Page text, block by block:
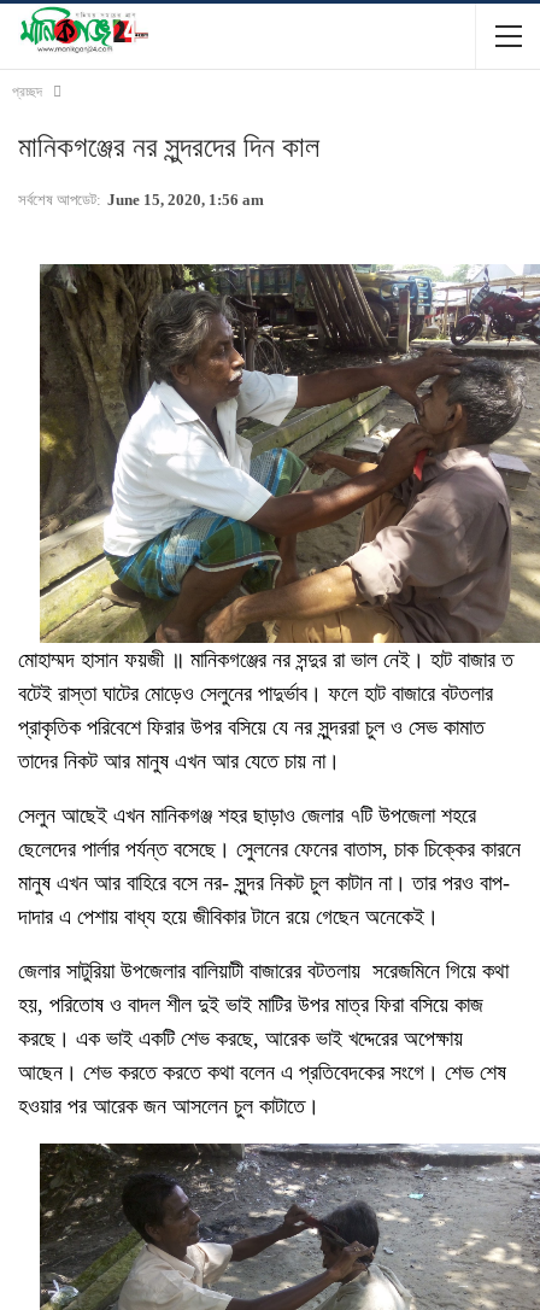
প্রচ্ছদ
মানিকগঞ্জের নর সুন্দরদের দিন কাল
সর্বশেষ আপডেট: June 15, 2020, 1:56 am
মোহাম্মদ হাসান ফয়জী ॥ মানিকগঞ্জের নর সন্দুর রা ভাল নেই। হাট বাজার ত
বটেই রাস্তা ঘাটের মোড়েও সেলুনের পাদুর্ভাব। ফলে হাট বাজারে বটতলার
প্রাকৃতিক পরিবেশে ফিরার উপর বসিয়ে যে নর সুন্দররা চুল ও সেভ কামাত
তাদের নিকট আর মানুষ এখন আর যেতে চায় না।
সেলুন আছেই এখন মানিকগঞ্জ শহর ছাড়াও জেলার ৭টি উপজেলা শহরে
ছেলেদের পার্লার পর্যন্ত বসেছে। সেুলনের ফেনের বাতাস, চাক চিক্কের কারনে
মানুষ এখন আর বাহিরে বসে নর- সুন্দর নিকট চুল কাটান না। তার পরও বাপ-
দাদার এ পেশায় বাধ্য হয়ে জীবিকার টানে রয়ে গেছেন অনেকেই।
জেলার সাটুরিয়া উপজেলার বালিয়াটী বাজারের বটতলায় সরেজমিনে গিয়ে কথা
হয়, পরিতোষ ও বাদল শীল দুই ভাই মাটির উপর মাত্র ফিরা বসিয়ে কাজ
করছে। এক ভাই একটি শেভ করছে, আরেক ভাই খদ্দেরের অপেক্ষায়
আছেন। শেভ করতে করতে কথা বলেন এ প্রতিবেদকের সংগে। শেভ শেষ
হওয়ার পর আরেক জন আসলেন চুল কাটাতে।